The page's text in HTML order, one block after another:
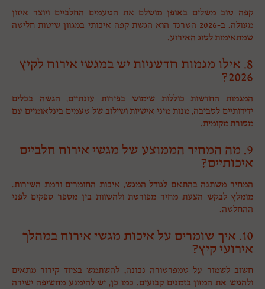
קפה טוב משלים באופן מושלם את הטעמים החלביים ויוצר איזון
מעולה. ב-2026 הטרנד הוא הגשת קפה איכותי במגוון שיטות חליטה
שמתאימות לסוג האירוע.
8. אילו מגמות חדשניות יש במגשי אירוח לקיץ
2026?
המגמות החדשות כוללות שימוש בפירות עונתיים, הגשה בכלים
ידידותיים לסביבה, מנות מיני אישיות ושילוב של טעמים בינלאומיים עם
מסורת מקומית.
9. מה המחיר הממוצע של מגשי אירוח חלביים
איכותיים?
המחיר משתנה בהתאם לגודל המגש, איכות החומרים ורמת השירות.
מומלץ לבקש הצעת מחיר מפורטת ולהשוות בין מספר ספקים לפני
ההחלטה.
10. איך שומרים על איכות מגשי אירוח במהלך
אירועי קיץ?
חשוב לשמור על טמפרטורה נכונה, להשתמש בציוד קירור מתאים
ולהגיש את המזון בזמנים קבועים. כמו כן, יש להימנע מחשיפה ישירה